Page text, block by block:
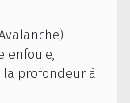
enfouie,
profondeur à